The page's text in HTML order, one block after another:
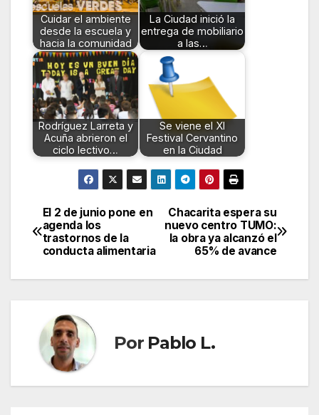
Cuidar el ambiente
desde la escuela y
hacia la comunidad
La Ciudad inició la
entrega de mobiliario
a las…
Rodríguez Larreta y
Acuña abrieron el
ciclo lectivo…
Se viene el XI
Festival Cervantino
en la Ciudad
Navegación
de
entradas
Chacarita espera su
nuevo centro TUMO:
la obra ya alcanzó el
65% de avance
El 2 de junio pone en
agenda los
trastornos de la
conducta alimentaria
Por Pablo L.